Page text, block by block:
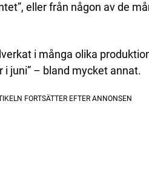
eller från någon av de
i många olika
i juni” – bland mycket annat.